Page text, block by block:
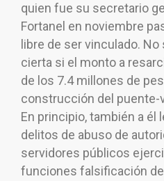
quien fue su secretario
Fortanel en noviembre
libre de ser vinculado.
cierta si el monto a
de los 7.4 millones de
construcción del puente-
En principio, también a él
delitos de abuso de
servidores públicos
funciones falsificación